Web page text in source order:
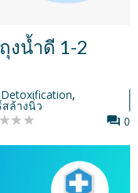
งน้ำดี 1-2
Detoxification,
สล้างนิ่ว
0